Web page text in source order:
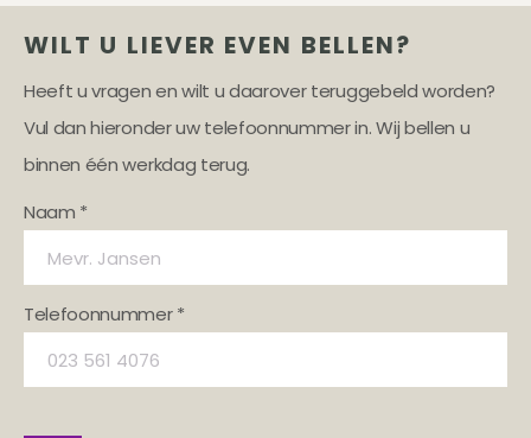
WILT U LIEVER EVEN BELLEN?
Heeft u vragen en wilt u daarover teruggebeld worden?
Vul dan hieronder uw telefoonnummer in. Wij bellen u
binnen één werkdag terug.
Naam *
Telefoonnummer *